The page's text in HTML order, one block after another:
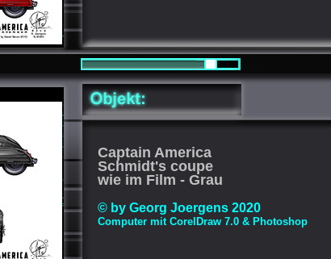
Captain America
Schmidt's coupe
wie im Film - Grau
© by Georg Joergens 2020
Computer mit CorelDraw 7.0 & Photoshop